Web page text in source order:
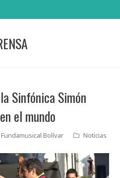
Sinfónica Simón
el mundo
Bolívar Noticias